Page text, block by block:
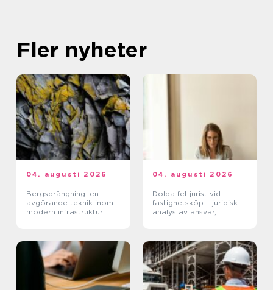
Fler nyheter
04. augusti 2026
Bergsprängning: en
avgörande teknik inom
modern infrastruktur
04. augusti 2026
Dolda fel-jurist vid
fastighetsköp – juridisk
analys av ansvar,